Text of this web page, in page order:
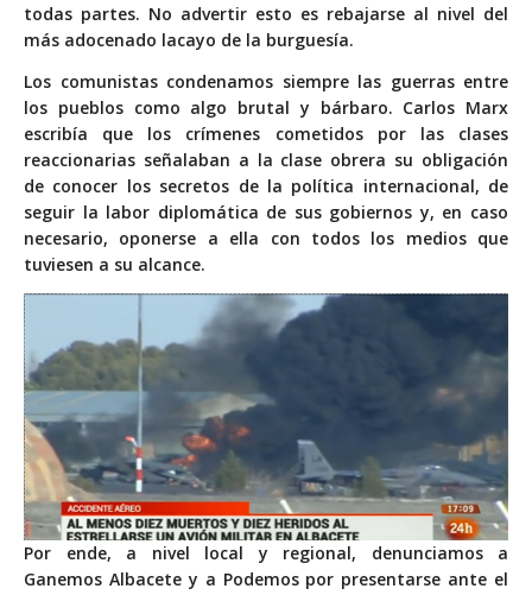
todas partes. No advertir esto es rebajarse al nivel del
más adocenado lacayo de la burguesía.
Los comunistas condenamos siempre las guerras entre
los pueblos como algo brutal y bárbaro. Carlos Marx
escribía que los crímenes cometidos por las clases
reaccionarias señalaban a la clase obrera su obligación
de conocer los secretos de la política internacional, de
seguir la labor diplomática de sus gobiernos y, en caso
necesario, oponerse a ella con todos los medios que
tuviesen a su alcance.
Por ende, a nivel local y regional, denunciamos a
Ganemos Albacete y a Podemos por presentarse ante el